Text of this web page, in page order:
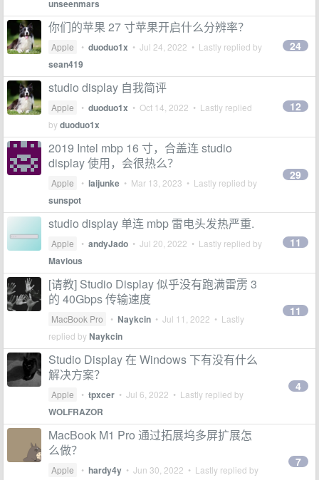
unseenmars
你们的苹果 27 寸苹果开启什么分辨率？
Apple • duoduo1x • Jul 24, 2022 • Lastly replied by
sean419
24
studio display 自我简评
Apple • duoduo1x • Oct 14, 2022 • Lastly replied
byduoduo1x
12
2019 Intel mbp 16 寸，合盖连 studio
display 使用，会很热么？
Apple • laijunke • Mar 13, 2023 • Lastly replied by
sunspot
29
studio display 单连 mbp 雷电头发热严重.
Apple • andyJado • Jul 20, 2022 • Lastly replied by
Mavious
11
[请教] Studio Display 似乎没有跑满雷雳 3
的 40Gbps 传输速度
MacBook Pro • Naykcin • Jul 11, 2022 • Lastly
replied byNaykcin
11
Studio Display 在 Windows 下有没有什么
解决方案？
Apple • tpxcer • Jul 6, 2022 • Lastly replied by
WOLFRAZOR
4
MacBook M1 Pro 通过拓展坞多屏扩展怎
么做？
Apple • hardy4y • Jun 30, 2022 • Lastly replied by
7